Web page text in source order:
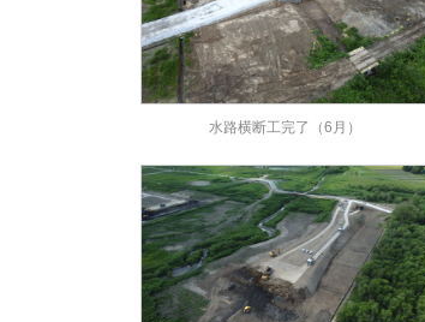
水路横断工完了（6月）